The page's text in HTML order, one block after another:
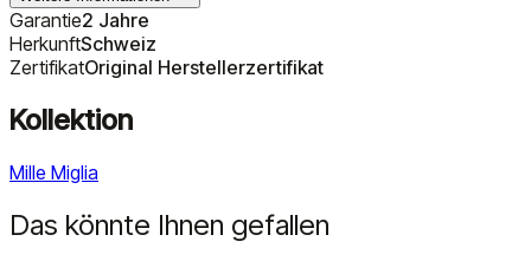
Garantie2 Jahre
HerkunftSchweiz
ZertifikatOriginal Herstellerzertifikat
Kollektion
Mille Miglia
Das könnte Ihnen gefallen